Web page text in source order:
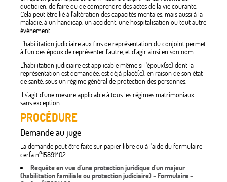
quotidien, de faire ou de comprendre des actes de la vie courante.
Cela peut être lié à l'altération des capacités mentales, mais aussi à la
maladie, à un handicap, un accident, une hospitalisation ou tout autre
événement.
L'habilitation judiciaire aux fins de représentation du conjoint permet
à l'un des époux de représenter l'autre, et d'agir ainsi en son nom.
L'habilitation judiciaire est applicable même si l'époux(se) dont la
représentation est demandée, est déjà placé(e), en raison de son état
de santé, sous un régime général de protection des personnes.
Il s'agit d'une mesure applicable à tous les régimes matrimoniaux
sans exception.
PROCÉDURE
Demande au juge
La demande peut être faite sur papier libre ou à l'aide du formulaire
cerfa n°15891*02.
Requête en vue d'une protection juridique d'un majeur
(habilitation familiale ou protection judiciaire) - Formulaire -